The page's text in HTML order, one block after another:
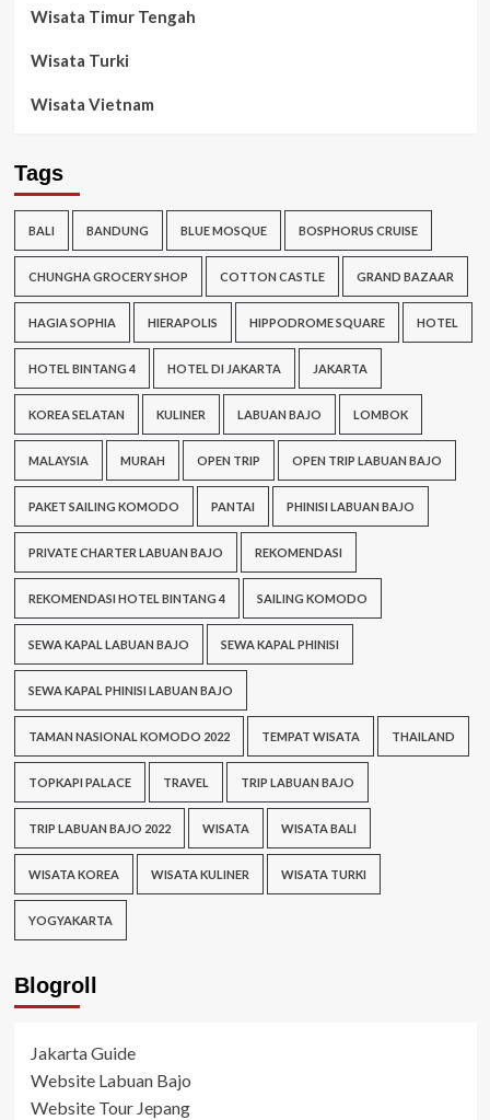
Wisata Timur Tengah
Wisata Turki
Wisata Vietnam
Tags
BALI BANDUNG BLUE MOSQUE BOSPHORUS CRUISE
CHUNGHA GROCERY SHOP COTTON CASTLE GRAND BAZAAR
HAGIA SOPHIA HIERAPOLIS HIPPODROME SQUARE HOTEL
HOTEL BINTANG 4 HOTEL DI JAKARTA JAKARTA
KOREA SELATAN KULINER LABUAN BAJO LOMBOK
MALAYSIA MURAH OPEN TRIP OPEN TRIP LABUAN BAJO
PAKET SAILING KOMODO PANTAI PHINISI LABUAN BAJO
PRIVATE CHARTER LABUAN BAJO REKOMENDASI
REKOMENDASI HOTEL BINTANG 4 SAILING KOMODO
SEWA KAPAL LABUAN BAJO SEWA KAPAL PHINISI
SEWA KAPAL PHINISI LABUAN BAJO
TAMAN NASIONAL KOMODO 2022 TEMPAT WISATA THAILAND
TOPKAPI PALACE TRAVEL TRIP LABUAN BAJO
TRIP LABUAN BAJO 2022 WISATA WISATA BALI
WISATA KOREA WISATA KULINER WISATA TURKI
YOGYAKARTA
Blogroll
Jakarta Guide
Website Labuan Bajo
Website Tour Jepang